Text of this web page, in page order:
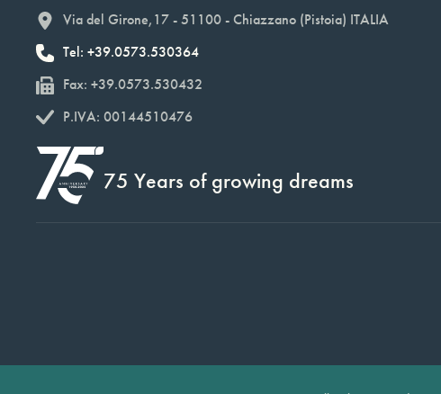
Via del Girone,17 - 51100 - Chiazzano (Pistoia) ITALIA
Tel: +39.0573.530364
Fax: +39.0573.530432
P.IVA: 00144510476
75 Years of growing dreams